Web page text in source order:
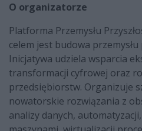
O organizatorze
Platforma Przemysłu
celem jest budowa przemysłu
Inicjatywa udziela wsparcia
transformacji cyfrowej oraz
przedsiębiorstw. Organizuje
nowatorskie rozwiązania z
analizy danych,